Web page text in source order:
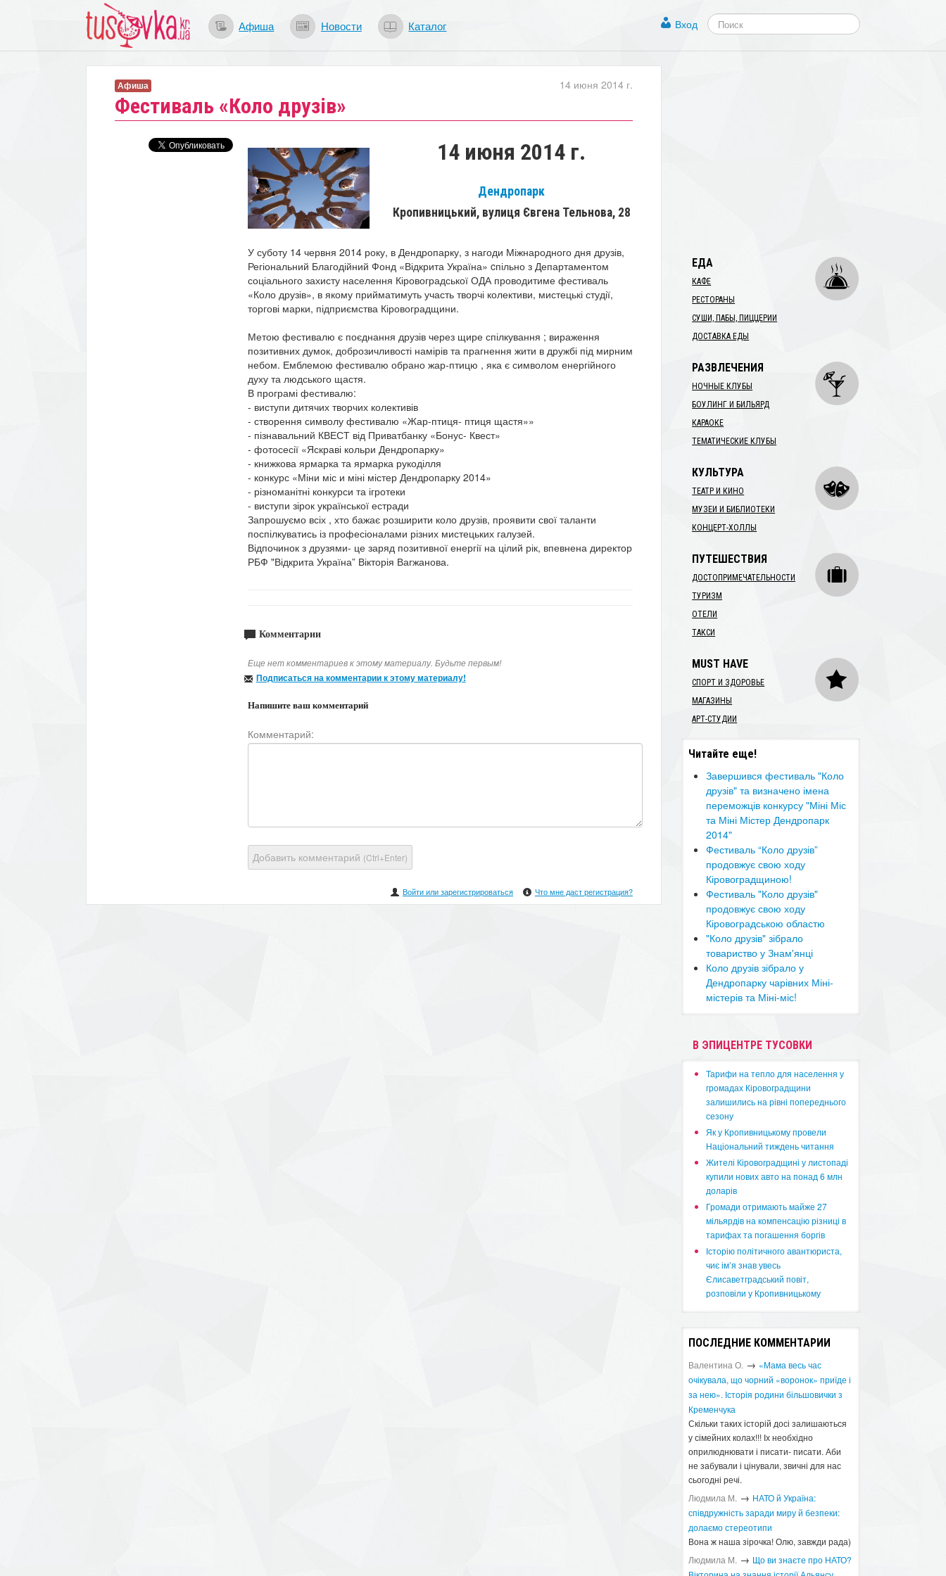
Афиша Новости Каталог Вход
Фестиваль «Коло друзів»
14 июня 2014 г.
Афиша
14 июня 2014 г.
Дендропарк
Кропивницький, вулиця Євгена Тельнова, 28
У суботу 14 червня 2014 року, в Дендропарку, з нагоди Міжнародного дня друзів,
Регіональний Благодійний Фонд «Відкрита Україна» cпільно з Департаментом
соціального захисту населення Кіровоградської ОДА проводитиме фестиваль
«Коло друзів», в якому прийматимуть участь творчі колективи, мистецькі студії,
торгові марки, підприємства Кіровоградщини.
Метою фестивалю є поєднання друзів через щире спілкування ; вираження
позитивних думок, доброзичливості намірів та прагнення жити в дружбі під мирним
небом. Емблемою фестивалю обрано жар-птицю , яка є символом енергійного
духу та людського щастя.
В програмі фестивалю:
- виступи дитячих творчих колективів
- створення символу фестивалю «Жар-птиця- птиця щастя»»
- пізнавальний КВЕСТ від Приватбанку «Бонус- Квест»
- фотосесії «Яскраві кольри Дендропарку»
- книжкова ярмарка та ярмарка рукоділля
- конкурс «Міни міс и міні містер Дендропарку 2014»
- різноманітні конкурси та ігротеки
- виступи зірок української естради
Запрошуємо всіх , хто бажає розширити коло друзів, проявити свої таланти
поспілкуватись із професіоналами різних мистецьких галузей.
Відпочинок з друзями- це заряд позитивної енергії на цілий рік, впевнена директор
РБФ "Відкрита Україна” Вікторія Вагжанова.
Комментарии
Еще нет комментариев к этому материалу. Будьте первым!
Подписаться на комментарии к этому материалу!
Напишите ваш комментарий
Комментарий:
Добавить комментарий (Ctrl+Enter)
Войти или зарегистрироваться Что мне даст регистрация?
ЕДА
КАФЕ
РЕСТОРАНЫ
СУШИ, ПАБЫ, ПИЦЦЕРИИ
ДОСТАВКА ЕДЫ
РАЗВЛЕЧЕНИЯ
НОЧНЫЕ КЛУБЫ
БОУЛИНГ И БИЛЬЯРД
КАРАОКЕ
ТЕМАТИЧЕСКИЕ КЛУБЫ
КУЛЬТУРА
ТЕАТР И КИНО
МУЗЕИ И БИБЛИОТЕКИ
КОНЦЕРТ-ХОЛЛЫ
ПУТЕШЕСТВИЯ
ДОСТОПРИМЕЧАТЕЛЬНОСТИ
ТУРИЗМ
ОТЕЛИ
ТАКСИ
MUST HAVE
СПОРТ И ЗДОРОВЬЕ
МАГАЗИНЫ
АРТ-СТУДИИ
Читайте еще!
Завершився фестиваль "Коло
друзів" та визначено імена
переможців конкурсу "Міні Міс
та Міні Містер Дендропарк
2014"
​Фестиваль “Коло друзів”
продовжує свою ходу
Кіровоградщиною!
​Фестиваль "Коло друзів"
продовжує свою ходу
Кіровоградською областю
"Коло друзів" зібрало
товариство у Знам'янці
Коло друзів зібрало у
Дендропарку чарівних Міні-
містерів та Міні-міс!
В ЭПИЦЕНТРЕ ТУСОВКИ
​Тарифи на тепло для населення у
громадах Кіровоградщини
залишились на рівні попереднього
сезону
​Як у Кропивницькому провели
Національний тиждень читання
​Жителі Кіровоградщині у листопаді
купили нових авто на понад 6 млн
доларів
​Громади отримають майже 27
мільярдів на компенсацію різниці в
тарифах та погашення боргів
Історію політичного авантюриста,
чиє ім’я знав увесь
Єлисаветградський повіт,
розповіли у Кропивницькому
ПОСЛЕДНИЕ КОММЕНТАРИИ
Валентина О. → «Мама весь час
очікувала, що чорний «воронок» приїде і
за нею». Історія родини більшовички з
Кременчука
Скільки таких історій досі залишаються
у сімейних колах!!! Іх необхідно
оприлюднювати і писати- писати. Аби
не забували і цінували, звичні для нас
сьогодні речі.
Людмила М. → ​НАТО й Україна:
співдружність заради миру й безпеки:
долаємо стереотипи
Вона ж наша зірочка! Олю, завжди рада)
Людмила М. → Що ви знаєте про НАТО?